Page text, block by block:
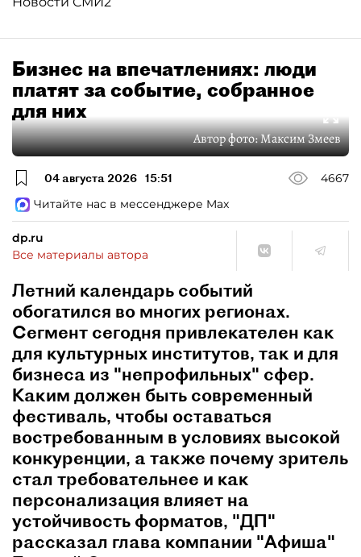
Бизнес на впечатлениях: люди
платят за событие, собранное
для них
Автор фото:Максим Змеев
04 августа 2026 15:51
4667
Читайте нас в мессенджере Max
dp.ru
Все материалы автора
Летний календарь событий
обогатился во многих регионах.
Сегмент сегодня привлекателен как
для культурных институтов, так и для
бизнеса из "непрофильных" сфер.
Каким должен быть современный
фестиваль, чтобы оставаться
востребованным в условиях высокой
конкуренции, а также почему зритель
стал требовательнее и как
персонализация влияет на
устойчивость форматов, "ДП"
рассказал глава компании "Афиша"